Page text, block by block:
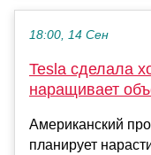
18:00, 14 Сен
Tesla сделала
наращивает
Американский
планирует